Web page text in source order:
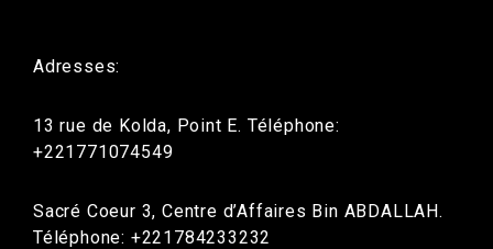
Adresses:
13 rue de Kolda, Point E. Téléphone:
+221771074549
Sacré Coeur 3, Centre d’Affaires Bin ABDALLAH.
Téléphone: +221784233232